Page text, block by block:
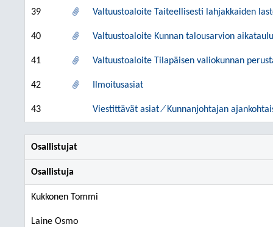
39 Valtuustoaloite Taiteellisesti lahjakkaiden
40 Valtuustoaloite Kunnan talousarvion
41 Valtuustoaloite Tilapäisen valiokunnan
42 Ilmoitusasiat
43 Viestittävät asiat ⁄ Kunnanjohtajan
Osallistujat
Osallistuja
Kukkonen Tommi
Laine Osmo